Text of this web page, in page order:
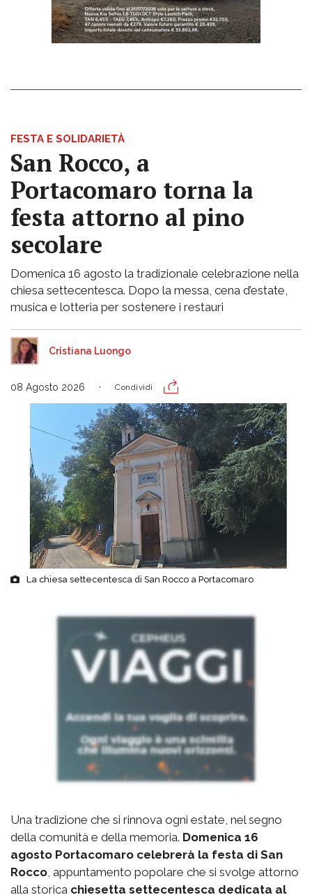
FESTA E SOLIDARIETÀ
San Rocco, a
Portacomaro torna la
festa attorno al pino
secolare
Domenica 16 agosto la tradizionale celebrazione nella
chiesa settecentesca. Dopo la messa, cena d’estate,
musica e lotteria per sostenere i restauri
Cristiana Luongo
08 Agosto 2026 Condividi
La chiesa settecentesca di San Rocco a Portacomaro
Una tradizione che si rinnova ogni estate, nel segno
della comunità e della memoria. Domenica 16
agosto Portacomaro celebrerà la festa di San
Rocco, appuntamento popolare che si svolge attorno
alla storica chiesetta settecentesca dedicata al